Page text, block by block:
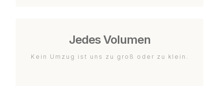
Jedes Volumen
Kein Umzug ist uns zu groß oder zu klein.